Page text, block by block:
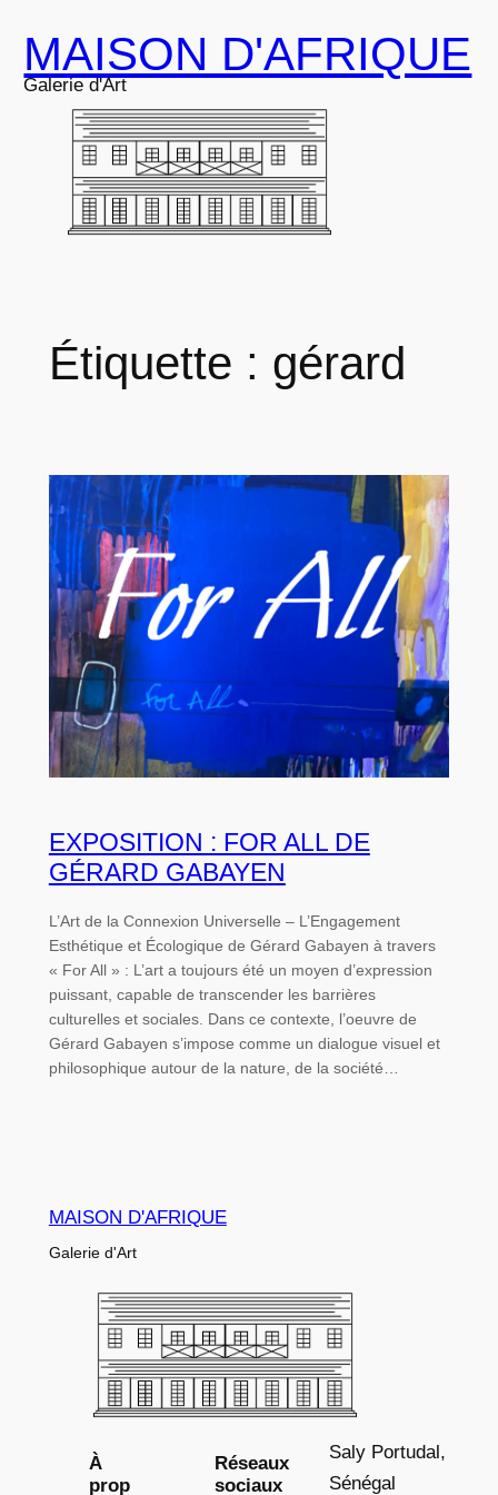
contenu
MAISON D'AFRIQUE
Galerie d'Art
Étiquette : gérard
EXPOSITION : FOR ALL DE
GÉRARD GABAYEN
L’Art de la Connexion Universelle – L’Engagement
Esthétique et Écologique de Gérard Gabayen à travers
« For All » : L’art a toujours été un moyen d’expression
puissant, capable de transcender les barrières
culturelles et sociales. Dans ce contexte, l’oeuvre de
Gérard Gabayen s’impose comme un dialogue visuel et
philosophique autour de la nature, de la société…
MAISON D'AFRIQUE
Galerie d'Art
À
prop
Réseaux
sociaux
Saly Portudal,
Sénégal